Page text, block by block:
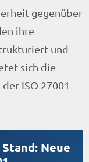
gegenüber
ihre
und
sich die
ISO 27001
Neue